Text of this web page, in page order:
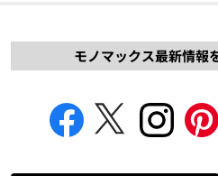
モノマックス最新情報